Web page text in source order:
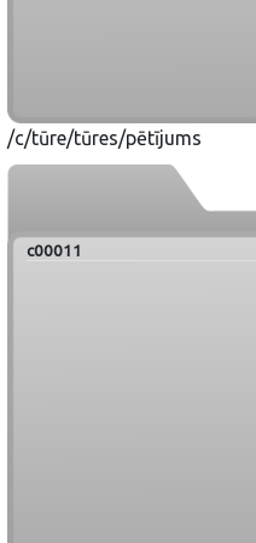
/c/tūre/tūres/pētījums
c00011